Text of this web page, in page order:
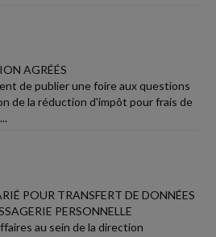
AGRÉÉS
de publier une foire aux questions
de la réduction d'impôt pour frais de
POUR TRANSFERT DE DONNÉES
PERSONNELLE
au sein de la direction